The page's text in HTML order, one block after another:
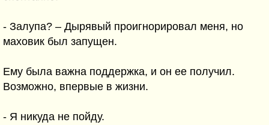
- Залупа? – Дырявый проигнорировал меня, но
маховик был запущен.
Ему была важна поддержка, и он ее получил.
Возможно, впервые в жизни.
- Я никуда не пойду.